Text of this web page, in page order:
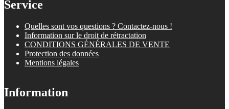
Service
Quelles sont vos questions ? Contactez-nous !
Information sur le droit de rétractation
CONDITIONS GÉNÉRALES DE VENTE
Protection des données
Mentions légales
Information